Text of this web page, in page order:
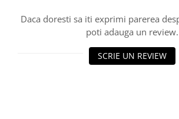
Daca doresti sa iti exprimi parerea
poti adauga un review.
SCRIE UN REVIEW